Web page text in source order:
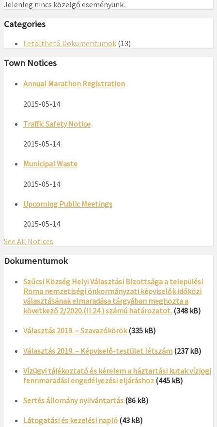
Jelenleg nincs közelgő eseményünk.
Categories
Letölthető Dokumentumok (13)
Town Notices
Annual Marathon Registration
2015-05-14
Traffic Safety Notice
2015-05-14
Municipal Waste
2015-05-14
Upcoming Public Meetings
2015-05-14
See All Notices
Dokumentumok
Szűcsi Község Helyi Választási Bizottsága a települési
Roma nemzetiségi önkormányzati képviselők időközi
választásának elmaradása tárgyában meghozta a
következő 2/2020.(II.24.) számú határozatot. (348 kB)
Választás 2019. – Szavazókörök (335 kB)
Választás 2019. – Képviselő-testület létszám (237 kB)
Vízügyi tájékoztató és kérelem a háztartási kutak vízjogi
fennmaradási engedélyezési eljáráshoz (445 kB)
Sertés állomány nyilvántartás (86 kB)
Látogatási és kezelési napló (43 kB)